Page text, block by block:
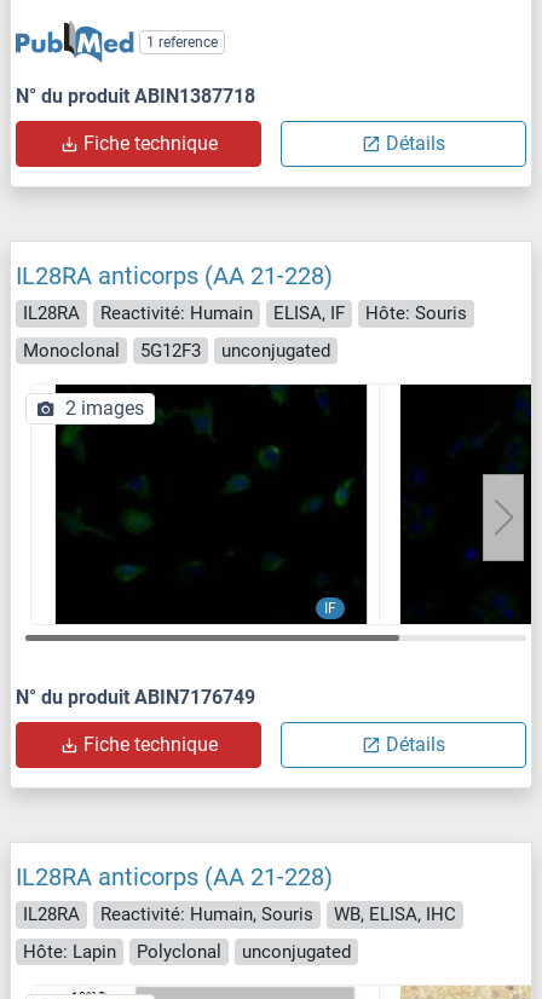
1 reference
N° du produit ABIN1387718
Fiche technique Détails
IL28RA anticorps (AA 21-228)
IL28RA Reactivité: Humain ELISA, IF
Hôte: Souris
Monoclonal
5G12F3 unconjugated
IF
2 images
N° du produit ABIN7176749
Fiche technique Détails
IL28RA anticorps (AA 21-228)
IL28RA Reactivité: Humain, Souris
WB, ELISA, IHC
Hôte: Lapin
Polyclonal unconjugated